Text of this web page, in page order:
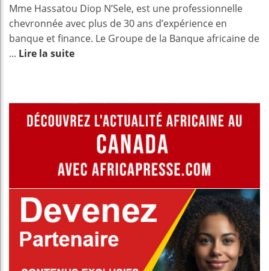
Mme Hassatou Diop N’Sele, est une professionnelle
chevronnée avec plus de 30 ans d’expérience en
banque et finance. Le Groupe de la Banque africaine de
... Lire la suite